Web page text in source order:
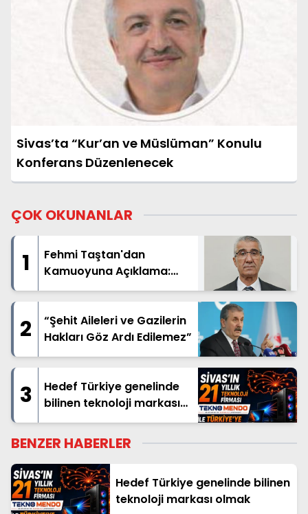
Sivas’ta “Kur’an ve Müslüman” Konulu
Konferans Düzenlenecek
ÇOK OKUNANLAR
1
Fehmi Taştan'dan
Kamuoyuna Açıklama:
"İsim Benzerliği Nedeniyle
2
“Şehit Aileleri ve Gazilerin
Hakları Göz Ardı Edilemez”
3
Hedef Türkiye genelinde
bilinen teknoloji markası
olmak
BENZER HABERLER
Hedef Türkiye genelinde bilinen
teknoloji markası olmak